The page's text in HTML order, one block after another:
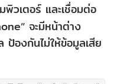
วเตอร์ และเชื่อมต่อ
จะมีหน้าต่าง
ป้องกันไม่ให้ข้อมูลเสีย